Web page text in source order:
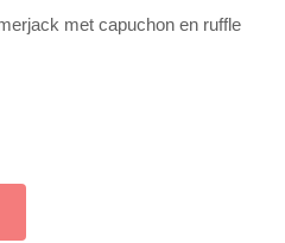
met capuchon en ruffle